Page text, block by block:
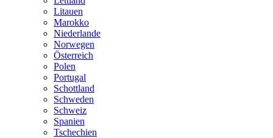
Litauen
Marokko
Niederlande
Norwegen
Österreich
Polen
Portugal
Schottland
Schweden
Schweiz
Spanien
Tschechien